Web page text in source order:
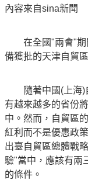
內容來自sina新聞
在全國"兩會"期
備獲批的天津自貿
隨著中國(上海)
有越來越多的省份
中。然而，自貿區
紅利而不是優惠政
出臺自貿區總體戰
驗"當中，應該有兩
的條件。